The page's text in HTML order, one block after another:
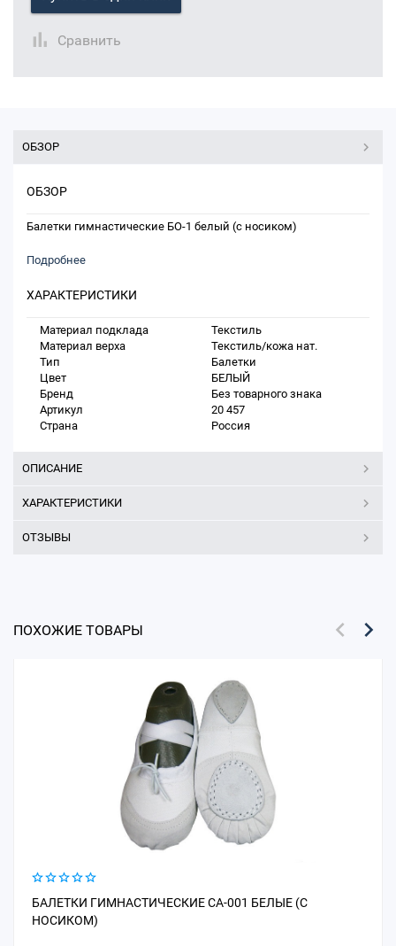
Сравнить
ОБЗОР
ОБЗОР
Балетки гимнастические БО-1 белый (с носиком)
Подробнее
ХАРАКТЕРИСТИКИ
Материал подклада
Текстиль
Материал верха
Текстиль/кожа нат.
Тип
Балетки
Цвет
БЕЛЫЙ
Бренд
Без товарного знака
Артикул
20 457
Страна
Россия
ОПИСАНИЕ
ХАРАКТЕРИСТИКИ
ОТЗЫВЫ
ПОХОЖИЕ ТОВАРЫ
БАЛЕТКИ ГИМНАСТИЧЕСКИЕ СА-001 БЕЛЫЕ (С
НОСИКОМ)